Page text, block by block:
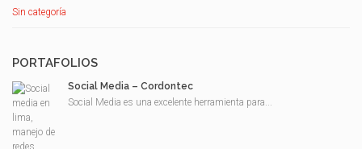
Sin categoría
PORTAFOLIOS
Social Media – Cordontec
Social Media es una excelente herramienta para...